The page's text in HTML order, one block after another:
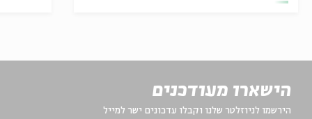
הישארו מעודכנים
הירשמו לניוזלטר שלנו וקבלו עדכונים ישר למייל